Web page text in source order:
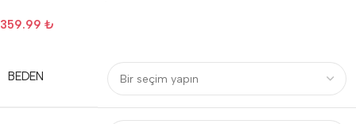
359.99 ₺
BEDEN